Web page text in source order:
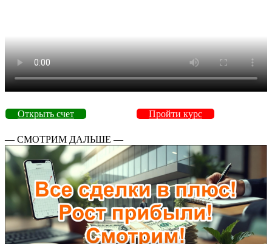
Открыть счет Пройти курс
— СМОТРИМ ДАЛЬШЕ —